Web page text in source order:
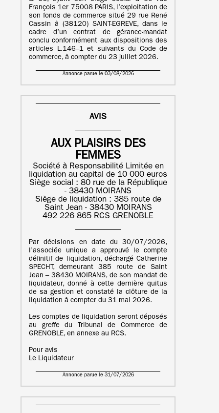
François 1er 75008 PARIS, l’exploitation de
son fonds de commerce situé 29 rue René
Cassin à (38120) SAINT-EGREVE, dans le
cadre d’un contrat de gérance-mandat
conclu conformément aux dispositions des
articles L.146–1 et suivants du Code de
commerce, à compter du 23 juillet 2026.
Annonce parue le 03/08/2026
AVIS
AUX PLAISIRS DES
FEMMES
Société à Responsabilité Limitée en
liquidation au capital de 10 000 euros
Siège social : 80 rue de la République
- 38430 MOIRANS
Siège de liquidation : 385 route de
Saint Jean - 38430 MOIRANS
492 226 865 RCS GRENOBLE
Par décisions en date du 30/07/2026,
l’associée unique a approuvé le compte
définitif de liquidation, déchargé Catherine
SPECHT, demeurant 385 route de Saint
Jean – 38430 MOIRANS, de son mandat de
liquidateur, donné à cette dernière quitus
de sa gestion et constaté la clôture de la
liquidation à compter du 31 mai 2026.
Les comptes de liquidation seront déposés
au greffe du Tribunal de Commerce de
GRENOBLE, en annexe au RCS.
Pour avis
Le Liquidateur
Annonce parue le 31/07/2026